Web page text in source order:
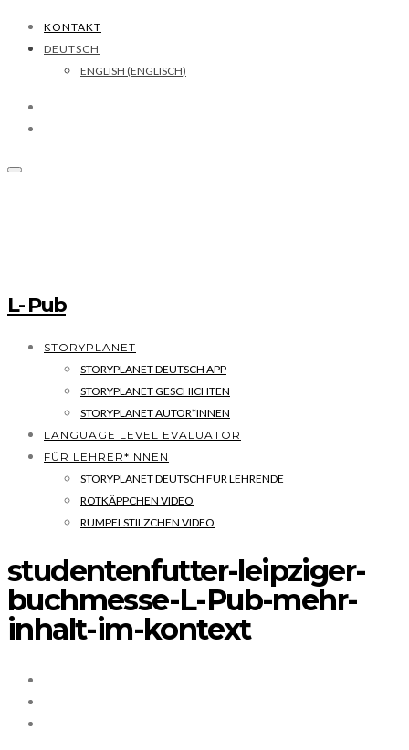
KONTAKT
DEUTSCH
ENGLISH (ENGLISCH)
L- Pub
STORYPLANET
STORYPLANET DEUTSCH APP
STORYPLANET GESCHICHTEN
STORYPLANET AUTOR*INNEN
LANGUAGE LEVEL EVALUATOR
FÜR LEHRER*INNEN
STORYPLANET DEUTSCH FÜR LEHRENDE
ROTKÄPPCHEN VIDEO
RUMPELSTILZCHEN VIDEO
studentenfutter-leipziger-
buchmesse-L-Pub-mehr-
inhalt-im-kontext